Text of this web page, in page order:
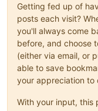
Getting fed up of
posts each visit?
you'll always come
before, and choose
(either via email, or
able to save
your appreciation to
With your input, this